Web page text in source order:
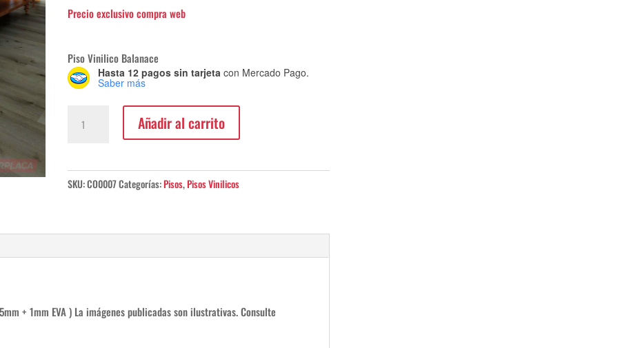
Piso Vinilico Balanace
Hasta 12 pagos sin tarjeta con Mercado Pago.
Saber más
Vinilico
Home
Añadir al carrito
SKU:CO0007Categorías:Pisos,Pisos Vinilicos
+ 1mm EVA ) La imágenes publicadas son ilustrativas. Consulte